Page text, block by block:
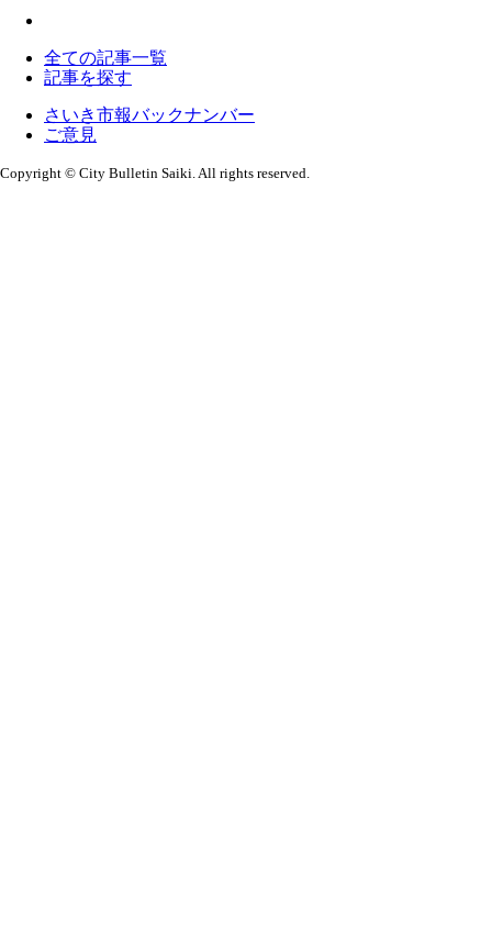
全ての記事一覧
記事を探す
さいき市報バックナンバー
ご意見
Copyright © City Bulletin Saiki. All rights reserved.